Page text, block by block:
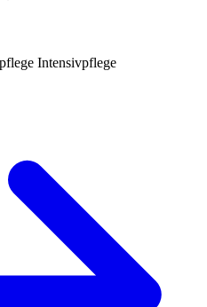
Intensivpflege